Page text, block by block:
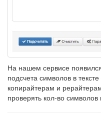
На нашем сервисе
подсчета символов в
копирайтерам и
проверять кол-во символов